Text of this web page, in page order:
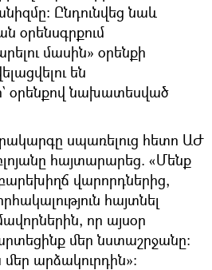
Ընդունվեց նաև
օրենսգրքում
մասին» օրենքի
են
օրենքով նախատեսված
սպառելուց հետո ԱԺ
հայտարարեց. «Մենք
վարորդներից,
հայտնել
որ այսօր
մեր նստաշրջանը։
մեր արձակուրդին»։